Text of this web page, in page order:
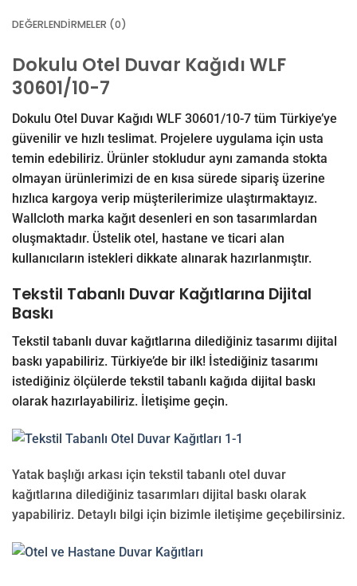
DEĞERLENDIRMELER (0)
Dokulu Otel Duvar Kağıdı WLF
30601/10-7
Dokulu Otel Duvar Kağıdı WLF 30601/10-7 tüm Türkiye’ye
güvenilir ve hızlı teslimat. Projelere uygulama için usta
temin edebiliriz. Ürünler stokludur aynı zamanda stokta
olmayan ürünlerimizi de en kısa sürede sipariş üzerine
hızlıca kargoya verip müşterilerimize ulaştırmaktayız.
Wallcloth marka kağıt desenleri en son tasarımlardan
oluşmaktadır. Üstelik otel, hastane ve ticari alan
kullanıcıların istekleri dikkate alınarak hazırlanmıştır.
Tekstil Tabanlı Duvar Kağıtlarına Dijital
Baskı
Tekstil tabanlı duvar kağıtlarına dilediğiniz tasarımı dijital
baskı yapabiliriz. Türkiye’de bir ilk! İstediğiniz tasarımı
istediğiniz ölçülerde tekstil tabanlı kağıda dijital baskı
olarak hazırlayabiliriz. İletişime geçin.
Yatak başlığı arkası için tekstil tabanlı otel duvar
kağıtlarına dilediğiniz tasarımları dijital baskı olarak
yapabiliriz. Detaylı bilgi için bizimle iletişime geçebilirsiniz.